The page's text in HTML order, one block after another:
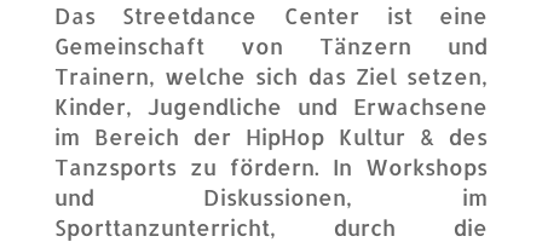
Das Streetdance Center ist eine
Gemeinschaft von Tänzern und
Trainern, welche sich das Ziel setzen,
Kinder, Jugendliche und Erwachsene
im Bereich der HipHop Kultur & des
Tanzsports zu fördern. In Workshops
und Diskussionen, im
Sporttanzunterricht, durch die